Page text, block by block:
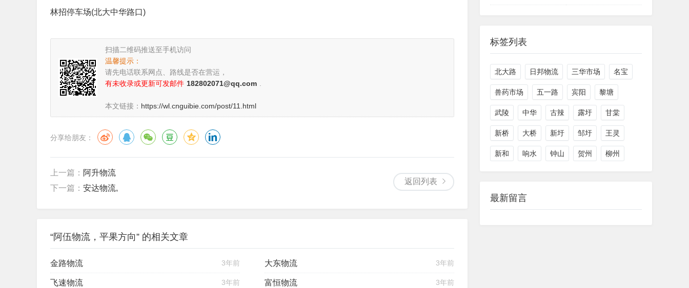
林招停车场(北大中华路口)
扫描二维码推送至手机访问
温馨提示：
请先电话联系网点、路线是否在营运，
有未收录或更新可发邮件 182802071@qq.com
本文链接： https://wl.cnguibie.com/post/11.html
分享给朋友：
返回列表
上一篇： 阿升物流
下一篇： 安达物流,
“阿伍物流，平果方向” 的相关文章
金路物流 3年前 大东物流 3年前
飞速物流 3年前 富恒物流 3年前
标签列表
北大路 日邦物流 三华市场 名宝
兽药市场 五一路 宾阳 黎塘
武陵 中华 古辣 露圩 甘棠
新桥 大桥 新圩 邹圩 王灵
新和 响水 钟山 贺州 柳州
最新留言